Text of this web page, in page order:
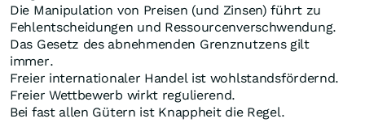
Die Manipulation von Preisen (und Zinsen) führt zu
Fehlentscheidungen und Ressourcenverschwendung.
Das Gesetz des abnehmenden Grenznutzens gilt
immer.
Freier internationaler Handel ist wohlstandsfördernd.
Freier Wettbewerb wirkt regulierend.
Bei fast allen Gütern ist Knappheit die Regel.